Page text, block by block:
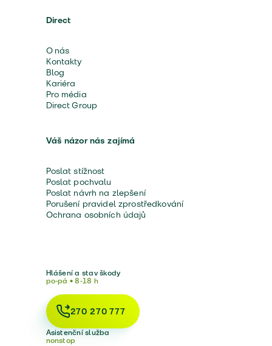
Direct
O nás
Kontakty
Blog
Kariéra
Pro média
Direct Group
Váš názor nás zajímá
Poslat stížnost
Poslat pochvalu
Poslat návrh na zlepšení
Porušení pravidel zprostředkování
Ochrana osobních údajů
Hlášení a stav škody
po-pá • 8-18 h
270 270 777
Asistenční služba
nonstop